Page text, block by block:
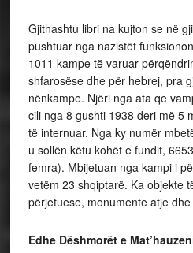
Gjithashtu libri na kujton se në
pushtuar nga nazistët
1011 kampe të varuar
shfarosëse dhe për hebrej, pra
nënkampe. Njëri nga ata qe
cili nga 8 gushti 1938 deri më 5
të internuar. Nga ky numër
u sollën këtu kohët e fundit,
femra). Mbijetuan nga kampi i
vetëm 23 shqiptarë. Ka objekte
përjetuese, monumente atje
Edhe Dëshmorët e